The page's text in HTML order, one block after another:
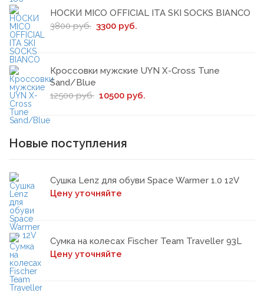
НОСКИ MICO OFFICIAL ITA SKI SOCKS BIANCO
3800 руб. 3300 руб.
Кроссовки мужские UYN X-Cross Tune
Sand/Blue
12500 руб. 10500 руб.
Новые поступления
Сушка Lenz для обуви Space Warmer 1.0 12V
Цену уточняйте
Сумка на колесах Fischer Team Traveller 93L
Цену уточняйте